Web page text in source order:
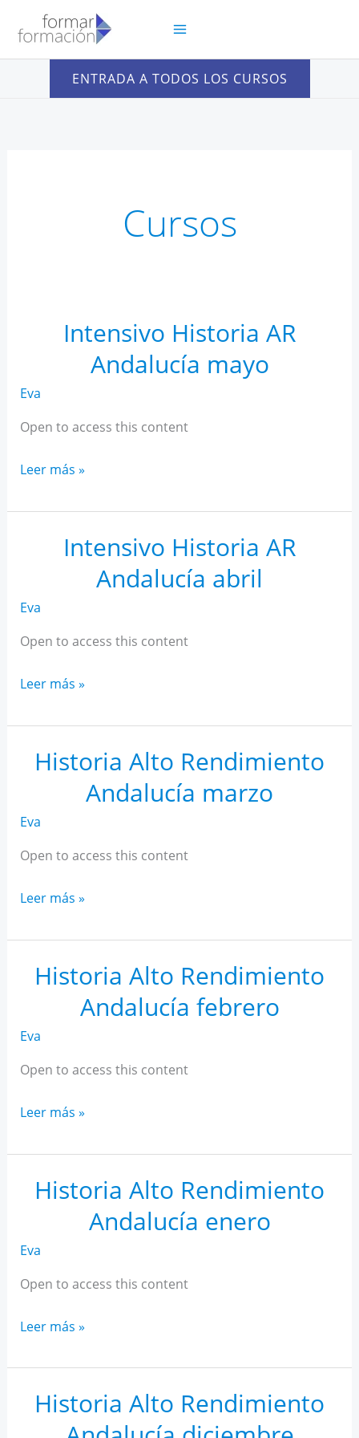
contenido
ENTRADA A TODOS LOS CURSOS
Cursos
Intensivo Historia AR
Andalucía mayo
Eva
Open to access this content
Intensivo
AR
Andalucía
Leer más »
Intensivo Historia AR
Andalucía abril
Eva
Open to access this content
Intensivo
AR
Andalucía
abril
Leer más »
Historia Alto Rendimiento
Andalucía marzo
Eva
Open to access this content
Historia
Rendimiento
Andalucía
marzo
Leer más »
Historia Alto Rendimiento
Andalucía febrero
Eva
Open to access this content
Historia
Rendimiento
Andalucía
febrero
Leer más »
Historia Alto Rendimiento
Andalucía enero
Eva
Open to access this content
Historia
Rendimiento
Andalucía
enero
Leer más »
Historia Alto Rendimiento